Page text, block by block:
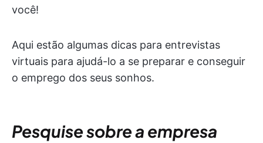
você!
Aqui estão algumas dicas para entrevistas
virtuais para ajudá-lo a se preparar e conseguir
o emprego dos seus sonhos.
Pesquise sobre a empresa